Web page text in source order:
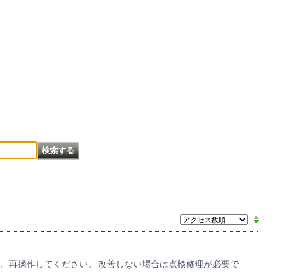
再操作してください。 改善しない場合は点検修理が必要で